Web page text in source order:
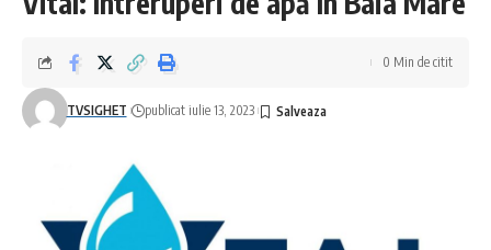
TVSIGHET publicat iulie 13, 2023
0 Min de citit